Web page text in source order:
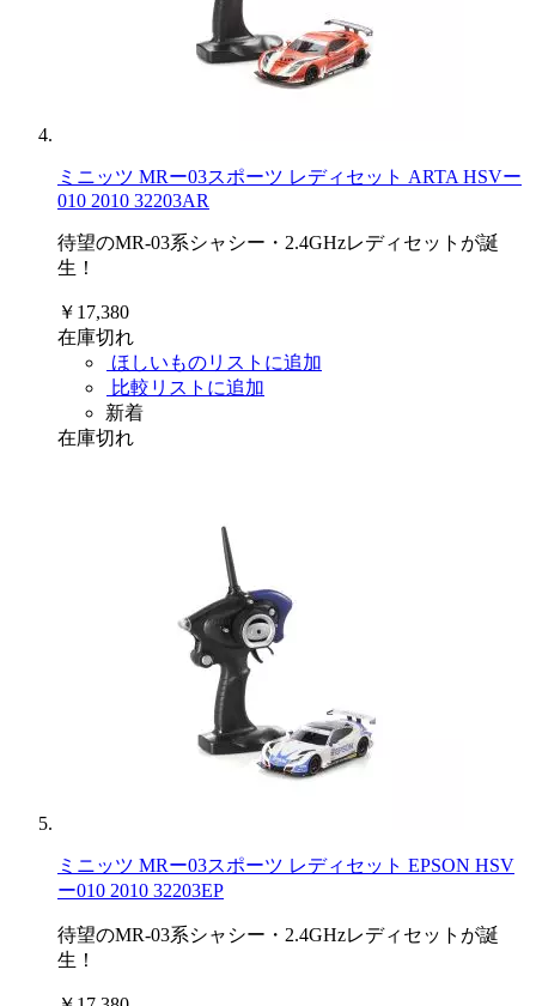
ミニッツ MRー03スポーツ レディセット ARTA HSVー
010 2010 32203AR
待望のMR-03系シャシー・2.4GHzレディセットが誕
生！
￥17,380
在庫切れ
ほしいものリストに追加
比較リストに追加
新着
在庫切れ
ミニッツ MRー03スポーツ レディセット EPSON HSV
ー010 2010 32203EP
待望のMR-03系シャシー・2.4GHzレディセットが誕
生！